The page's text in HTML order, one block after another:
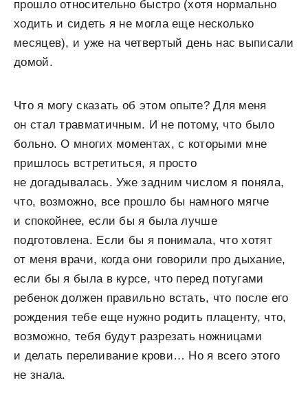
прошло относительно быстро (хотя нормально
ходить и сидеть я не могла еще несколько
месяцев), и уже на четвертый день нас выписали
домой.
Что я могу сказать об этом опыте? Для меня
он стал травматичным. И не потому, что было
больно. О многих моментах, с которыми мне
пришлось встретиться, я просто
не догадывалась. Уже задним числом я поняла,
что, возможно, все прошло бы намного мягче
и спокойнее, если бы я была лучше
подготовлена. Если бы я понимала, что хотят
от меня врачи, когда они говорили про дыхание,
если бы я была в курсе, что перед потугами
ребенок должен правильно встать, что после его
рождения тебе еще нужно родить плаценту, что,
возможно, тебя будут разрезать ножницами
и делать переливание крови… Но я всего этого
не знала.